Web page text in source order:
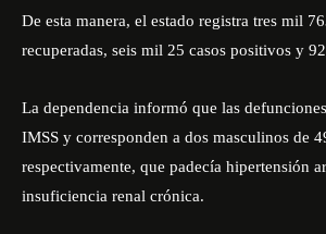
De esta manera, el estado registra tres mil
recuperadas, seis mil 25 casos positivos y
La dependencia informó que las
IMSS y corresponden a dos masculinos de
respectivamente, que padecía hipertensión
insuficiencia renal crónica.